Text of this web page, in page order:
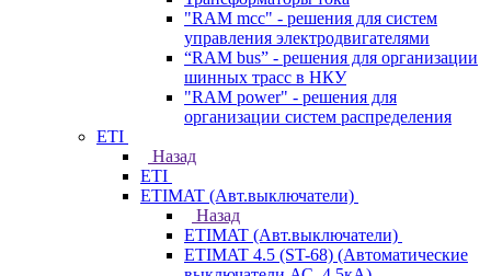
"RAM mcc" - решения для систем
управления электродвигателями
“RAM bus” - решения для организации
шинных трасс в НКУ
"RAM power" - решения для
организации систем распределения
ETI
Назад
ETI
ETIMAT (Авт.выключатели)
Назад
ETIMAT (Авт.выключатели)
ETIMAT 4.5 (ST-68) (Автоматические